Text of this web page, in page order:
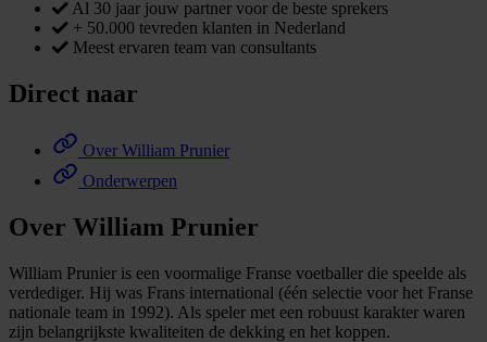
Al 30 jaar jouw partner voor de beste sprekers
+ 50.000 tevreden klanten in Nederland
Meest ervaren team van consultants
Direct naar
Over William Prunier
Onderwerpen
Over William Prunier
William Prunier is een voormalige Franse voetballer die speelde als
verdediger. Hij was Frans international (één selectie voor het Franse
nationale team in 1992). Als speler met een robuust karakter waren
zijn belangrijkste kwaliteiten de dekking en het koppen.